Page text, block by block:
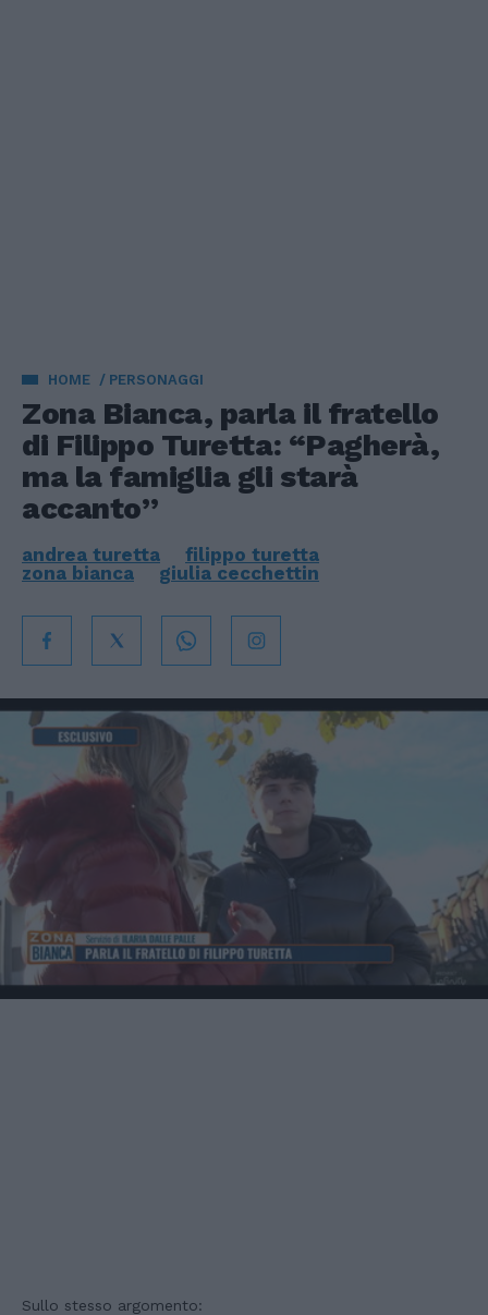
HOME PERSONAGGI
Zona Bianca, parla il fratello
di Filippo Turetta: “Pagherà,
ma la famiglia gli starà
accanto”
andrea turetta
filippo turetta
zona bianca
giulia cecchettin
Sullo stesso argomento: